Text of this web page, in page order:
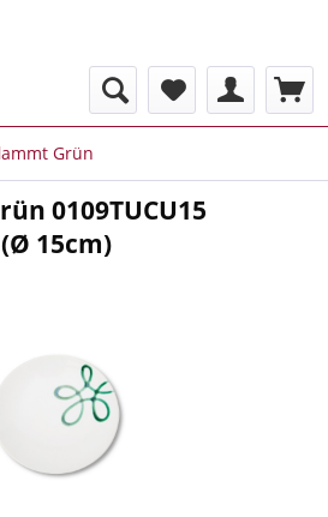
Grün
0109TUCU15
15cm)